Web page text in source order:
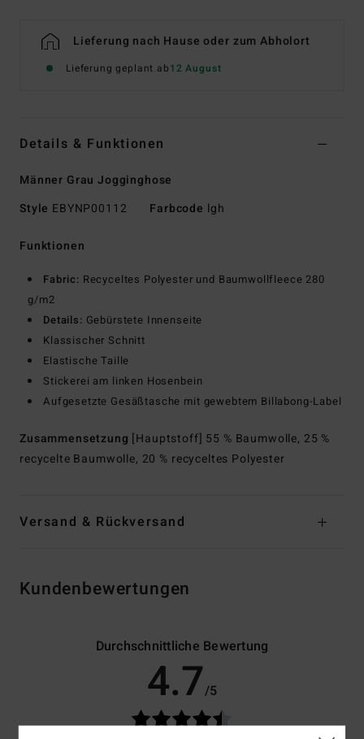
Lieferung nach Hause oder zum Abholort
Lieferung geplant ab12 August
Details & Funktionen
Männer Grau Jogginghose
Style EBYNP00112 Farbcode lgh
Funktionen
Fabric: Recyceltes Polyester und Baumwollfleece 280
g/m2
Details: Gebürstete Innenseite
Klassischer Schnitt
Elastische Taille
Stickerei am linken Hosenbein
Aufgesetzte Gesäßtasche mit gewebtem Billabong-Label
Zusammensetzung [Hauptstoff] 55 % Baumwolle, 25 %
recycelte Baumwolle, 20 % recyceltes Polyester
Versand & Rückversand
Kundenbewertungen
Durchschnittliche Bewertung
4.7/5